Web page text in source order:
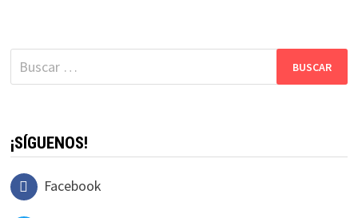
Buscar:
¡SÍGUENOS!
Facebook